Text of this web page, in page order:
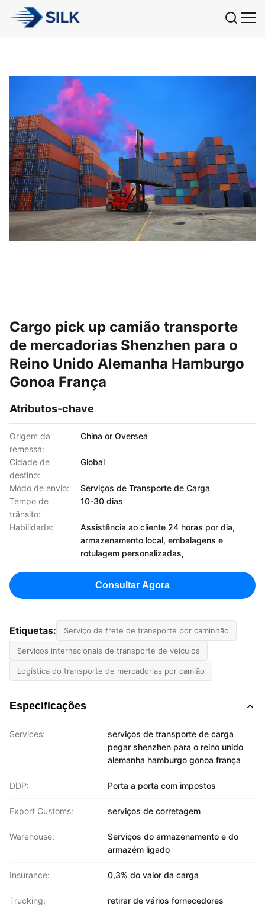
Cargo pick up camião transporte
de mercadorias Shenzhen para o
Reino Unido Alemanha Hamburgo
Gonoa França
Atributos-chave
Origem da
remessa:
China or Oversea
Cidade de
destino:
Global
Modo de envio:
Serviços de Transporte de Carga
Tempo de
trânsito:
10-30 dias
Habilidade:
Assistência ao cliente 24 horas por dia,
armazenamento local, embalagens e
rotulagem personalizadas,
Consultar Agora
Etiquetas: Serviço de frete de transporte por caminhão
Serviços internacionais de transporte de veículos
Logística do transporte de mercadorias por camião
Especificações
Services:
serviços de transporte de carga
pegar shenzhen para o reino unido
alemanha hamburgo gonoa frança
DDP: Porta a porta com impostos
Export Customs: serviços de corretagem
Warehouse:
Serviços do armazenamento e do
armazém ligado
Insurance: 0,3% do valor da carga
Trucking: retirar de vários fornecedores